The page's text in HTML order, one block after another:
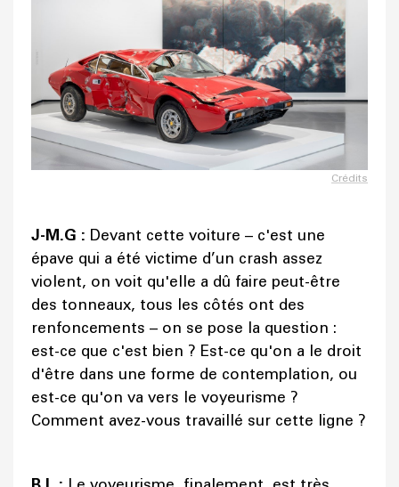
Crédits
J-M.G : Devant cette voiture – c'est une
épave qui a été victime d’un crash assez
violent, on voit qu'elle a dû faire peut-être
des tonneaux, tous les côtés ont des
renfoncements – on se pose la question :
est-ce que c'est bien ? Est-ce qu'on a le droit
d'être dans une forme de contemplation, ou
est-ce qu'on va vers le voyeurisme ?
Comment avez-vous travaillé sur cette ligne ?